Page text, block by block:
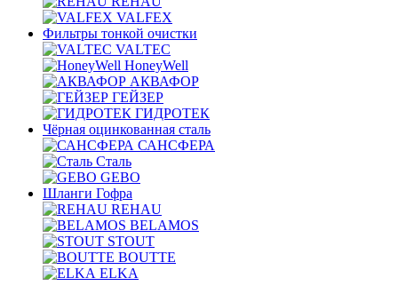
VALFEX
Фильтры тонкой очистки
VALTEC
HoneyWell
АКВАФОР
ГЕЙЗЕР
ГИДРОТЕК
Чёрная оцинкованная сталь
САНСФЕРА
Сталь
GEBO
Шланги Гофра
REHAU
BELAMOS
STOUT
BOUTTE
ELKA